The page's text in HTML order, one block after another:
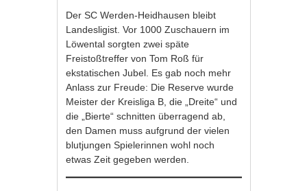
Der SC Werden-Heidhausen bleibt
Landesligist. Vor 1000 Zuschauern im
Löwental sorgten zwei späte
Freistoßtreffer von Tom Roß für
ekstatischen Jubel. Es gab noch mehr
Anlass zur Freude: Die Reserve wurde
Meister der Kreisliga B, die „Dreite“ und
die „Bierte“ schnitten überragend ab,
den Damen muss aufgrund der vielen
blutjungen Spielerinnen wohl noch
etwas Zeit gegeben werden.